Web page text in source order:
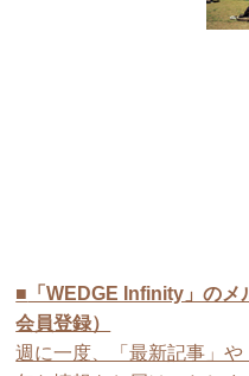
■ 「WEDGE Infinity」の
会員登録）
週に一度、「最新記事」や